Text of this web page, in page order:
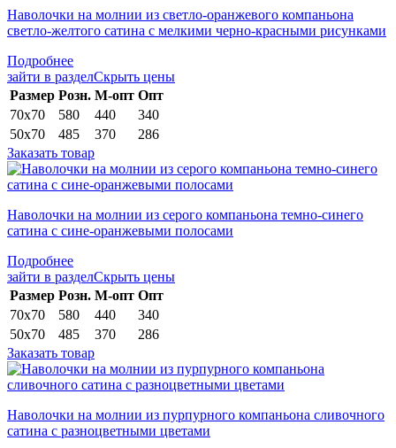
Наволочки на молнии из светло-оранжевого компаньона
светло-желтого сатина с мелкими черно-красными рисунками
Подробнее
зайти в разделСкрыть цены
Раз­мер Розн. М-опт Опт
70х70
580 440
340
50х70
485 370
286
Заказать товар
Наволочки на молнии из серого компаньона темно-синего
сатина с сине-оранжевыми полосами
Подробнее
зайти в разделСкрыть цены
Раз­мер Розн. М-опт Опт
70х70
580 440
340
50х70
485 370
286
Заказать товар
Наволочки на молнии из пурпурного компаньона сливочного
сатина с разноцветными цветами